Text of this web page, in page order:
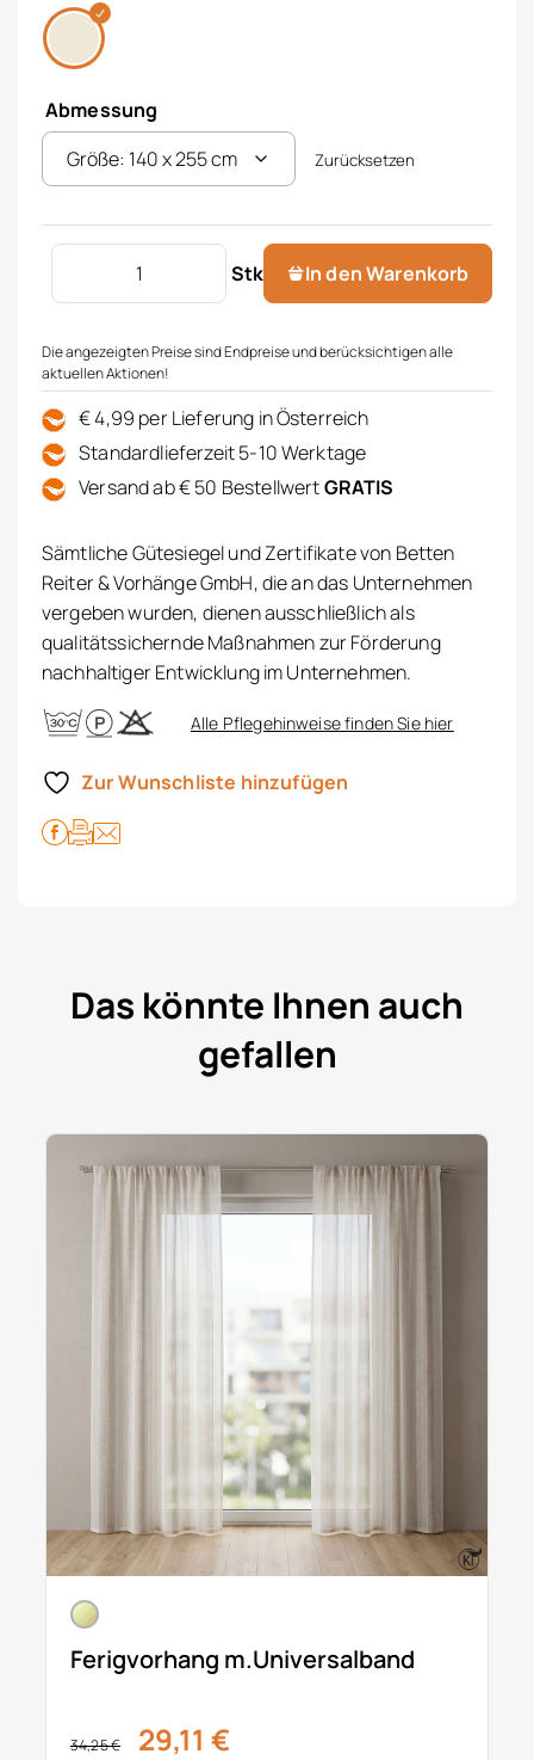
Abmessung
Zurücksetzen
Stk
Fertigstore bestickt m.Univers Menge
In den Warenkorb
Die angezeigten Preise sind Endpreise und berücksichtigen alle
aktuellen Aktionen!
€ 4,99 per Lieferung in Österreich
Standardlieferzeit 5-10 Werktage
Versand ab € 50 BestellwertGRATIS
Sämtliche Gütesiegel und Zertifikate von Betten
Reiter & Vorhänge GmbH, die an das Unternehmen
vergeben wurden, dienen ausschließlich als
qualitätssichernde Maßnahmen zur Förderung
nachhaltiger Entwicklung im Unternehmen.
Alle Pflegehinweise finden Sie hier
Zur Wunschliste hinzufügen
Das könnte Ihnen auch
gefallen
Ferigvorhang m.Universalband
34,25 € 29,11 €